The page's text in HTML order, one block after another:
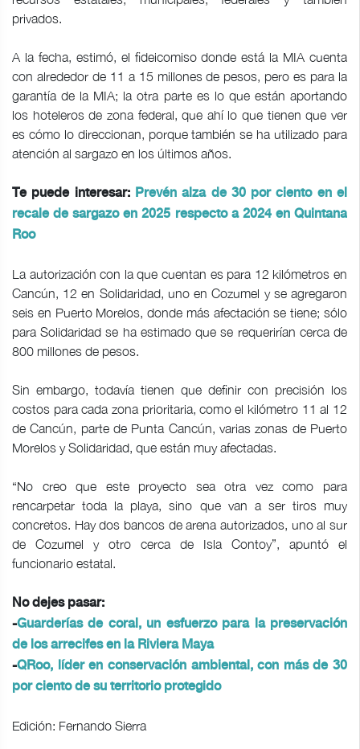
privados.
A la fecha, estimó, el fideicomiso donde está la MIA cuenta
con alrededor de 11 a 15 millones de pesos, pero es para la
garantía de la MIA; la otra parte es lo que están aportando
los hoteleros de zona federal, que ahí lo que tienen que ver
es cómo lo direccionan, porque también se ha utilizado para
atención al sargazo en los últimos años.
Te puede interesar: Prevén alza de 30 por ciento en el
recale de sargazo en 2025 respecto a 2024 en Quintana
Roo
La autorización con la que cuentan es para 12 kilómetros en
Cancún, 12 en Solidaridad, uno en Cozumel y se agregaron
seis en Puerto Morelos, donde más afectación se tiene; sólo
para Solidaridad se ha estimado que se requerirían cerca de
800 millones de pesos.
Sin embargo, todavía tienen que definir con precisión los
costos para cada zona prioritaria, como el kilómetro 11 al 12
de Cancún, parte de Punta Cancún, varias zonas de Puerto
Morelos y Solidaridad, que están muy afectadas.
“No creo que este proyecto sea otra vez como para
rencarpetar toda la playa, sino que van a ser tiros muy
concretos. Hay dos bancos de arena autorizados, uno al sur
de Cozumel y otro cerca de Isla Contoy”, apuntó el
funcionario estatal.
No dejes pasar:
-Guarderías de coral, un esfuerzo para la preservación
de los arrecifes en la Riviera Maya
-QRoo, líder en conservación ambiental, con más de 30
por ciento de su territorio protegido
Edición: Fernando Sierra